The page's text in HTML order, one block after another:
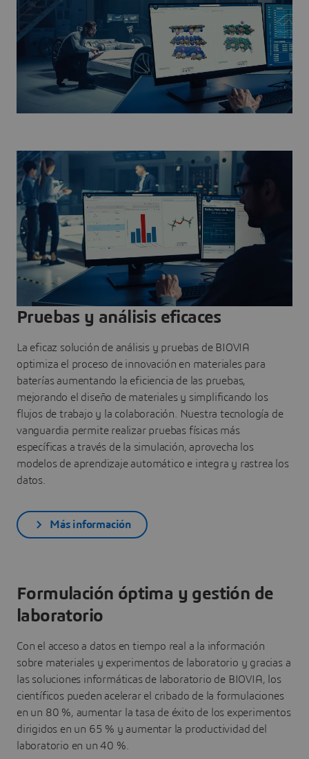
Pruebas y análisis eficaces
La eficaz solución de análisis y pruebas de BIOVIA
optimiza el proceso de innovación en materiales para
baterías aumentando la eficiencia de las pruebas,
mejorando el diseño de materiales y simplificando los
flujos de trabajo y la colaboración. Nuestra tecnología de
vanguardia permite realizar pruebas físicas más
específicas a través de la simulación, aprovecha los
modelos de aprendizaje automático e integra y rastrea los
datos.
Más información
Formulación óptima y gestión de
laboratorio
Con el acceso a datos en tiempo real a la información
sobre materiales y experimentos de laboratorio y gracias a
las soluciones informáticas de laboratorio de BIOVIA, los
científicos pueden acelerar el cribado de la formulaciones
en un 80 %, aumentar la tasa de éxito de los experimentos
dirigidos en un 65 % y aumentar la productividad del
laboratorio en un 40 %.